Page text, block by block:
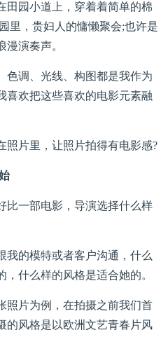
园小道上，穿着着简单的棉
里，贵妇人的慵懒聚会;也许是
演奏声。
调、光线、构图都是我作为
喜欢把这些喜欢的电影元素融
片里，让照片拍得有电影感?
一部电影，导演选择什么样
的模特或者客户沟通，什么
什么样的风格是适合她的。
片为例，在拍摄之前我们首
的风格是以欧洲文艺青春片风